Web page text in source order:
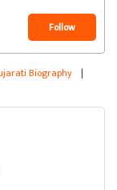
Follow
Biography |